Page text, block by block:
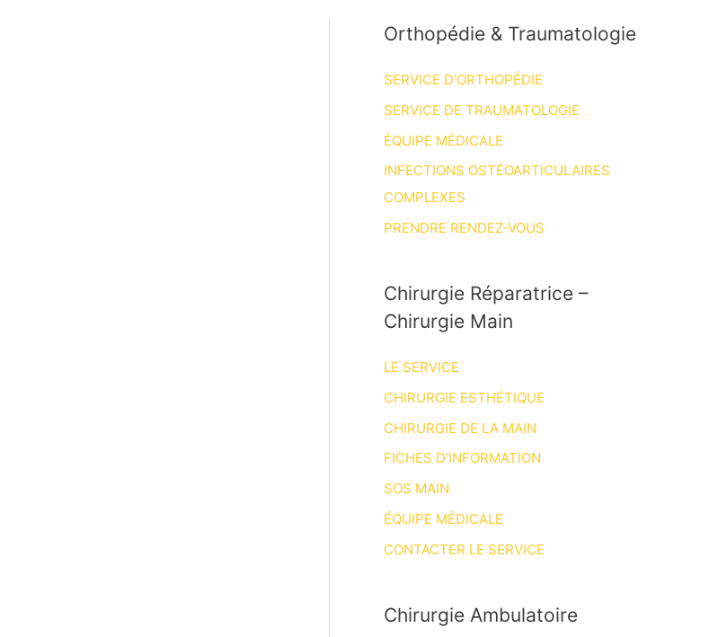
Orthopédie & Traumatologie
SERVICE D’ORTHOPÉDIE
SERVICE DE TRAUMATOLOGIE
ÉQUIPE MÉDICALE
INFECTIONS OSTÉOARTICULAIRES
COMPLEXES
PRENDRE RENDEZ-VOUS
Chirurgie Réparatrice –
Chirurgie Main
LE SERVICE
CHIRURGIE ESTHÉTIQUE
CHIRURGIE DE LA MAIN
FICHES D’INFORMATION
SOS MAIN
ÉQUIPE MÉDICALE
CONTACTER LE SERVICE
Chirurgie Ambulatoire